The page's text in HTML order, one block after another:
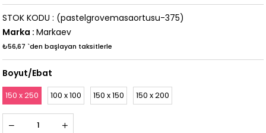
(pastelgrovemasaortusu-375)
STOK KODU
Marka : Markaev
₺56,67 `den başlayan taksitlerle
Boyut/Ebat
150 x 250 100 x 100 150 x 150 150 x 200